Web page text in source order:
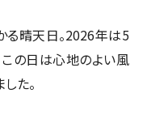
る晴天日。2026年は5
の日は心地のよい風
た。